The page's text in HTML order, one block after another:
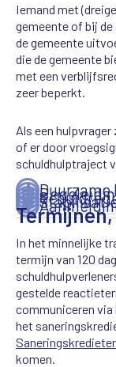
Iemand met
gemeente of bij
de gemeente
die de gemeente
met een
zeer beperkt.
Als een
of er door
schuldhulptraject
Duurzame
In het minnelijke
termijn van 120
gestelde
communiceren via
het
komen.